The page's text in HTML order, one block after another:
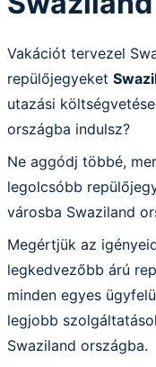
Vakációt tervezel
repülőjegyeket
utazási
országba indulsz?
Ne aggódj többé,
legolcsóbb
városba Swaziland
Megértjük az
legkedvezőbb árú
minden egyes
legjobb
Swaziland országba.